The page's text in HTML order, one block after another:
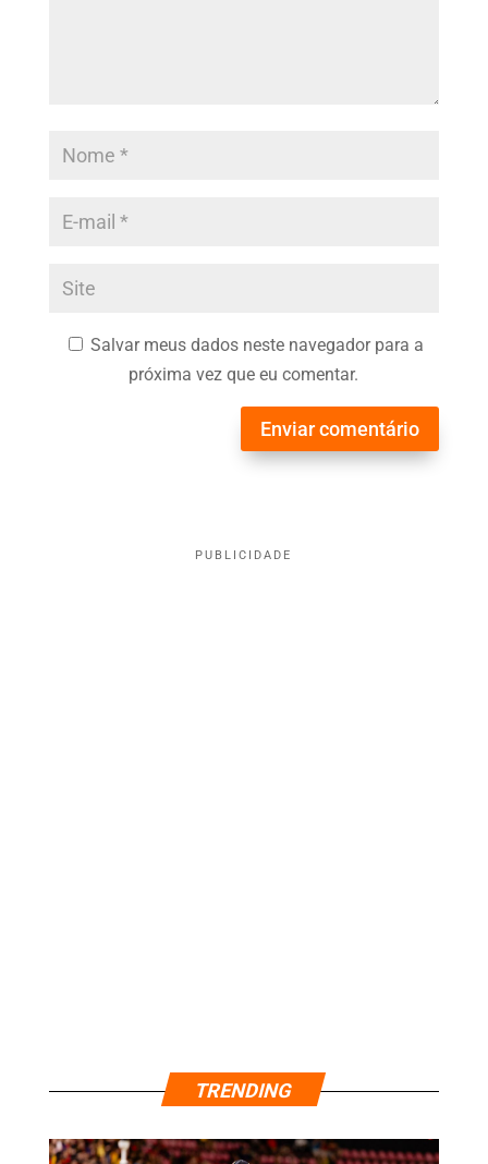
Salvar meus dados neste navegador para a
próxima vez que eu comentar.
Enviar comentário
PUBLICIDADE
TRENDING